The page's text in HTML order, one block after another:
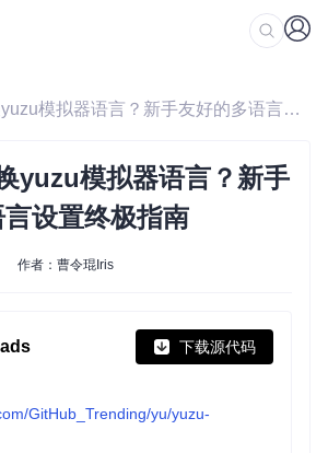
/ 如何3步切换yuzu模拟器语言？新手友好的多语言设置终极指南
yuzu模拟器语言？新手
设置终极指南
作者：曹令琨Iris
下载源代码
GitHub_Trending/yu/yuzu-